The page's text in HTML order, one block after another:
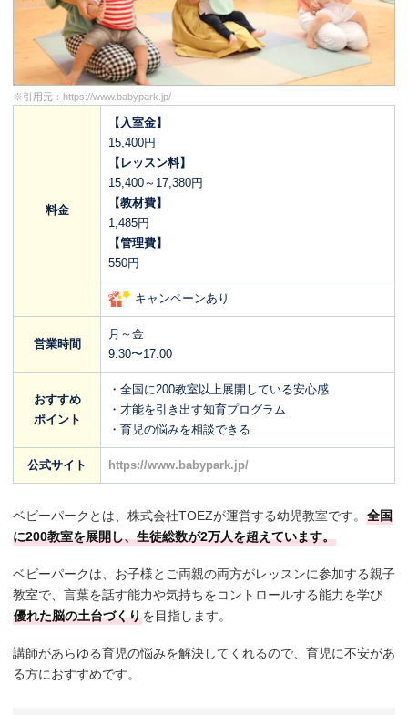
※引用元： https://www.babypark.jp/
料金
【入室金】
15,400円
【レッスン料】
15,400～17,380円
【教材費】
1,485円
【管理費】
550円
キャンペーンあり
営業時間
月～金
9:30〜17:00
おすすめ
ポイント
・全国に200教室以上展開している安心感
・才能を引き出す知育プログラム
・育児の悩みを相談できる
公式サイト https://www.babypark.jp/
ベビーパークとは、株式会社TOEZが運営する幼児教室です。 全国
に200教室を展開し、生徒総数が2万人を超えています。
ベビーパークは、お子様とご両親の両方がレッスンに参加する親子
教室で、言葉を話す能力や気持ちをコントロールする能力を学び
優れた脳の土台づくりを目指します。
講師があらゆる育児の悩みを解決してくれるので、育児に不安があ
る方におすすめです。